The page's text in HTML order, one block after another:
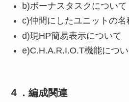
b)ボーナスタスクについて
c)仲間にしたユニットの名
d)現HP簡易表示について
e)C.H.A.R.I.O.T機能につ
４．編成関連